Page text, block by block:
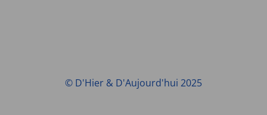
© D'Hier & D'Aujourd'hui 2025